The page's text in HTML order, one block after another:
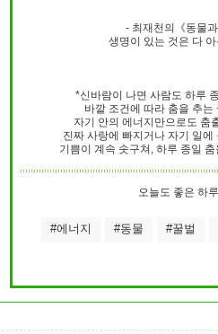
- 최재천의《동물
생명이 있는 것은 다
*신바람이 나면 사람도 하루
바깥 조건에 따라 춤을 추는
자기 안의 에너지만으로도 춤
진짜 사랑에 빠지거나 자기 일에
기쁨이 계속 솟구쳐, 하루 종일
오늘도 좋은 하
#에너지 #동물 #꿀벌